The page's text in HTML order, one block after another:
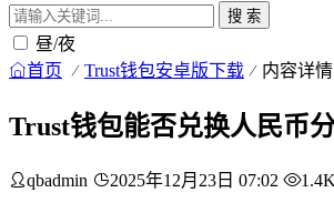
搜 索
昼/夜
首页 Trust钱包安卓版下载 内容详情
Trust钱包能否兑换人民币
qbadmin 2025年12月23日 07:02 1.4K